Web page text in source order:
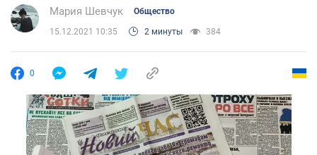
Мария Шевчук Общество
15.12.2021 10:35 2 минуты 384
0